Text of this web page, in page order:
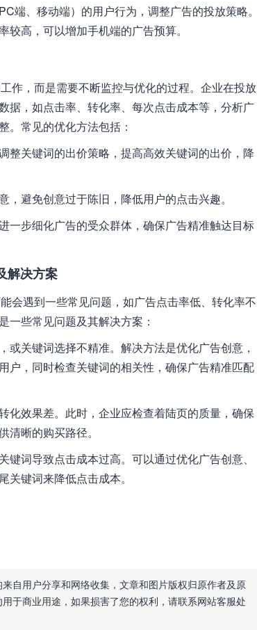
端、移动端）的用户行为，调整广告的投放策略。
高，可以增加手机端的广告预算。
作，而是需要不断监控与优化的过程。企业在投放
据，如点击率、转化率、每次点击成本等，分析广
。常见的优化方法包括：
整关键词的出价策略，提高高效关键词的出价，降
避免创意过于陈旧，降低用户的点击兴趣。
一步细化广告的受众群体，确保广告精准触达目标
解决方案
会遇到一些常见问题，如广告点击率低、转化率不
一些常见问题及其解决方案：
或关键词选择不精准。解决方法是优化广告创意，
户，同时检查关键词的相关性，确保广告精准匹配
化效果差。此时，企业应检查着陆页的质量，确保
清晰的购买路径。
词导致点击成本过高。可以通过优化广告创意、
键词来降低点击成本。
自用户分享和网络收集，文章和图片版权归原作者及原
于商业用途，如果损害了您的权利，请联系网站客服处